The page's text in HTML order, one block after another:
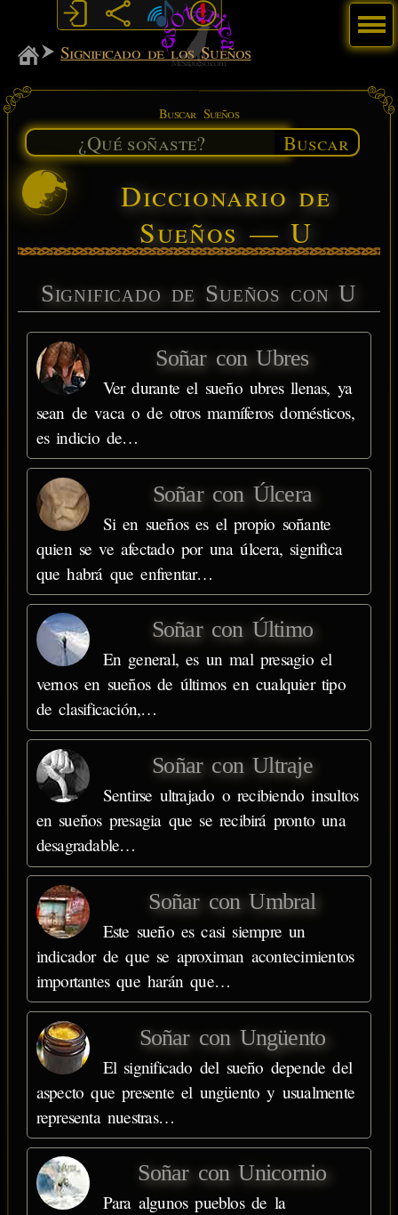
MiSabueso
Significado de los Sueños
Buscar Sueños
Buscar
Diccionario de
Sueños — U
Significado de Sueños con U
Soñar con Ubres
Ver durante el sueño ubres llenas, ya
sean de vaca o de otros mamíferos domésticos,
es indicio de…
Soñar con Úlcera
Si en sueños es el propio soñante
quien se ve afectado por una úlcera, significa
que habrá que enfrentar…
Soñar con Último
En general, es un mal presagio el
vernos en sueños de últimos en cualquier tipo
de clasificación,…
Soñar con Ultraje
Sentirse ultrajado o recibiendo insultos
en sueños presagia que se recibirá pronto una
desagradable…
Soñar con Umbral
Este sueño es casi siempre un
indicador de que se aproximan acontecimientos
importantes que harán que…
Soñar con Ungüento
El significado del sueño depende del
aspecto que presente el ungüento y usualmente
representa nuestras…
Soñar con Unicornio
Para algunos pueblos de la
Menú